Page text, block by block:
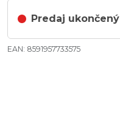
Predaj ukončený
EAN: 8591957733575